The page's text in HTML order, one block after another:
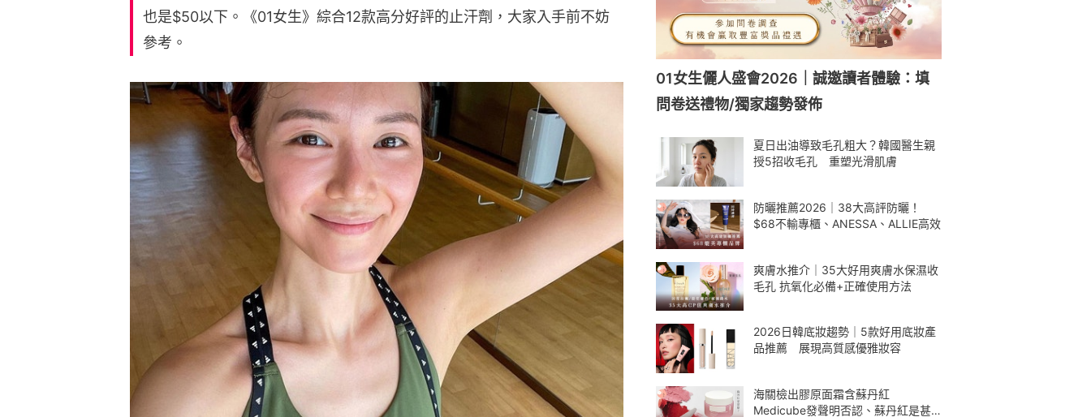
也是$50以下。《01女生》綜合12款高分好評的止汗劑，大家入手前不妨
參考。
01女生儷人盛會2026｜誠邀讀者體驗：填
問卷送禮物/獨家趨勢發佈
夏日出油導致毛孔粗大？韓國醫生親
授5招收毛孔 重塑光滑肌膚
防曬推薦2026｜38大高評防曬！
$68不輸專櫃、ANESSA、ALLIE高效
爽膚水推介｜35大好用爽膚水保濕收
毛孔 抗氧化必備+正確使用方法
2026日韓底妝趨勢｜5款好用底妝產
品推薦 展現高質感優雅妝容
海關檢出膠原面霜含蘇丹紅
Medicube發聲明否認、蘇丹紅是甚